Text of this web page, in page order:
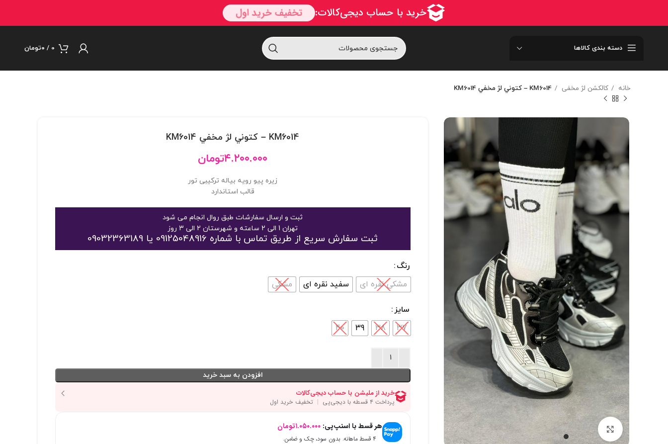
دسته بندی کالاها 0
/ ۰تومان
خانه کالکشن لژ مخفی KM6014 – کتوني لژ مخفي KM6014
بزرگنمایی تصویر
KM6014 – کتوني لژ مخفي KM6014
۴.۲۰۰.۰۰۰تومان
زیره پیو رویه بیاله ترکیبی تور
قالب استاندارد
ثبت و ارسال سفارشات طبق روال انجام می شود
تهران 1 الی 2 ساعته و شهرستان 2 الی 3 روز
ثبت سفارش سریع از طریق تماس با شماره 09125048916 یا 09032363189
رنگ
مشکی نقره ای
سفید نقره ای مشکی
سایز
37
38
39
40
افزودن به سبد خرید
هر قسط با اسنپ‌پی:۱.۰۵۰.۰۰۰تومان
۴ قسط ماهانه. بدون سود، چک و ضامن.